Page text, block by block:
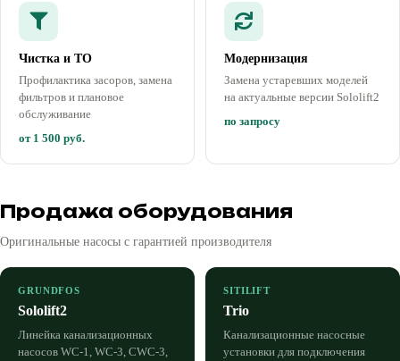
Чистка и ТО
Профилактика засоров, замена
фильтров и плановое
обслуживание
от 1 500 руб.
Модернизация
Замена устаревших моделей
на актуальные версии Sololift2
по запросу
Продажа оборудования
Оригинальные насосы с гарантией производителя
GRUNDFOS
Sololift2
Линейка канализационных
насосов WC-1, WC-3, CWC-3,
SITILIFT
Trio
Канализационные насосные
установки для подключения